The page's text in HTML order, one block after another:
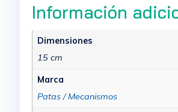
Información
Dimensiones
15 cm
Marca
Patas / Mecanismos